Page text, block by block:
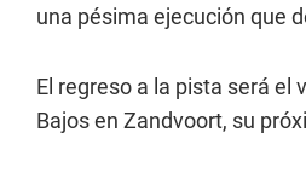
una pésima ejecución que
El regreso a la pista será el
Bajos en Zandvoort, su